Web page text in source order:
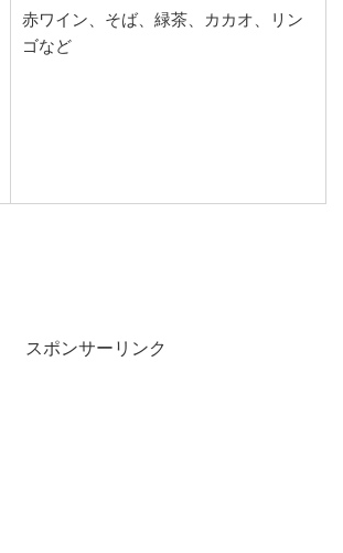
赤ワイン、そば、緑茶、カカオ、リン
ゴなど
スポンサーリンク